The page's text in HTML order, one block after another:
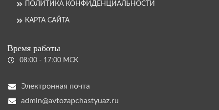
ПОЛИТИКА КОНФИДЕНЦИАЛЬНОСТИ
КАРТА САЙТА
Время работы
08:00 - 17:00 МСК
Электронная почта
admin@avtozapchastyuaz.ru